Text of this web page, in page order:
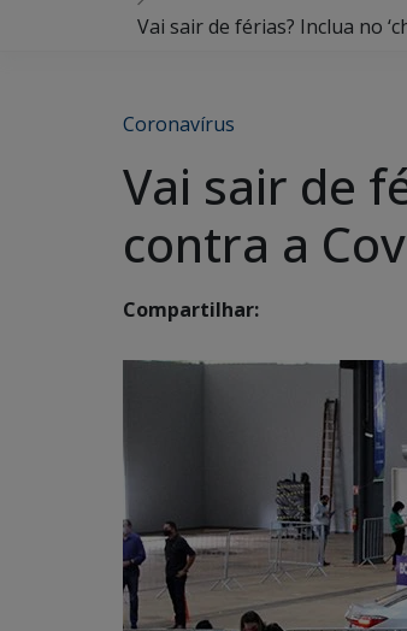
Vai sair de férias? Inclua no
Coronavírus
Vai sair de
contra a
Compartilhar: